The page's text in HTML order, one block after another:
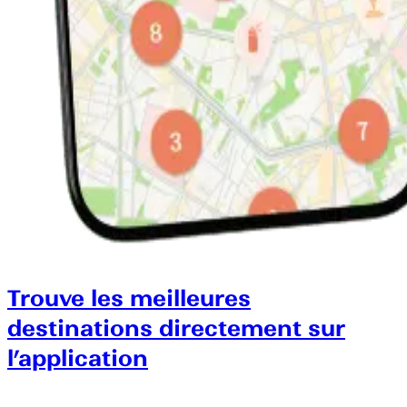
Trouve les meilleures
destinations directement sur
l’application